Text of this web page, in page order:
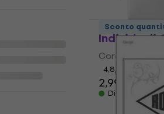
Dunlop
Individuali
Corde
4,8/5
2,99 € 3,09
Disponibile
Sconto